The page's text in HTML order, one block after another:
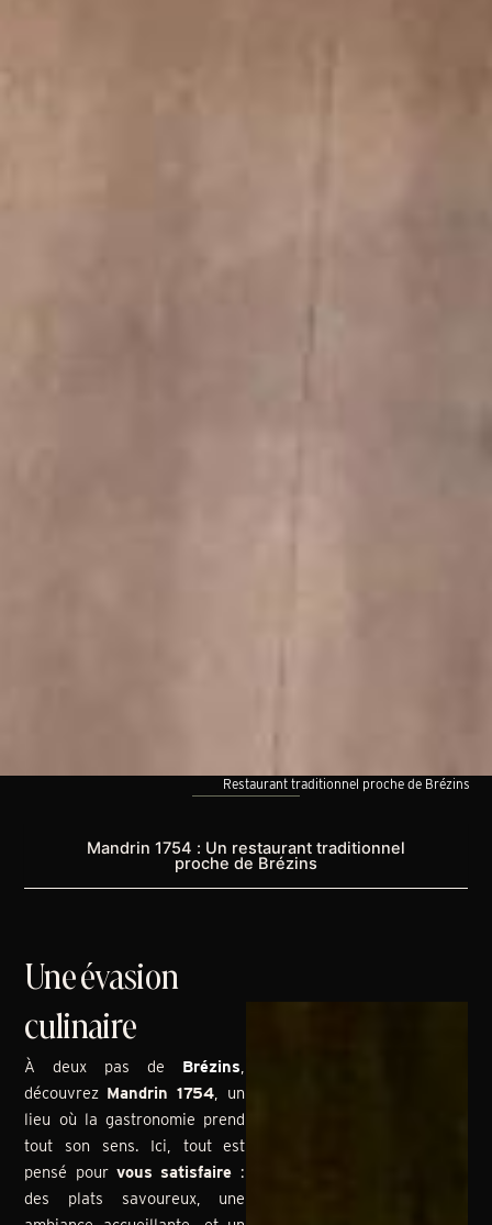
Restaurant traditionnel proche de Brézins
Mandrin 1754 : Un restaurant traditionnel
proche de Brézins
Une évasion
culinaire
À deux pas de Brézins
découvrez Mandrin 1754 , un
lieu où la gastronomie prend
tout son sens. Ici, tout est
pensé pourvous satisfaire :
des plats savoureux, une